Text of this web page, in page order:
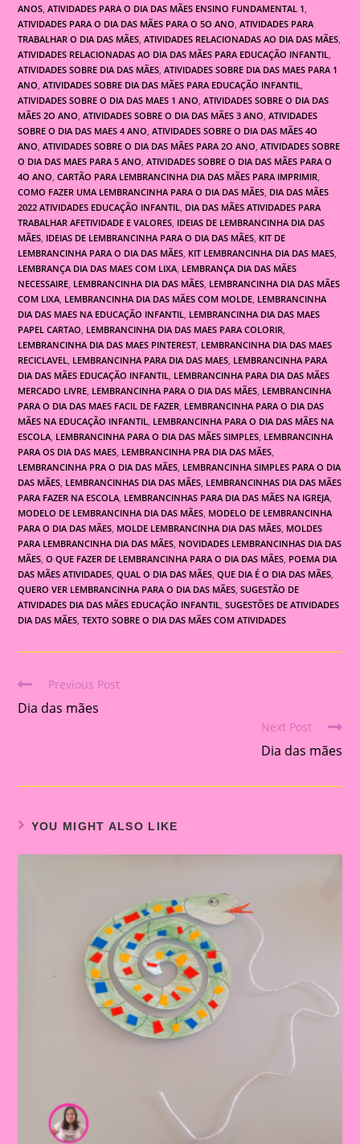
ANOS, ATIVIDADES PARA O DIA DAS MÃES ENSINO FUNDAMENTAL 1,
ATIVIDADES PARA O DIA DAS MÃES PARA O 5O ANO, ATIVIDADES PARA
TRABALHAR O DIA DAS MÃES, ATIVIDADES RELACIONADAS AO DIA DAS MÃES,
ATIVIDADES RELACIONADAS AO DIA DAS MÃES PARA EDUCAÇÃO INFANTIL,
ATIVIDADES SOBRE DIA DAS MÃES, ATIVIDADES SOBRE DIA DAS MAES PARA 1
ANO, ATIVIDADES SOBRE DIA DAS MÃES PARA EDUCAÇÃO INFANTIL,
ATIVIDADES SOBRE O DIA DAS MAES 1 ANO, ATIVIDADES SOBRE O DIA DAS
MÃES 2O ANO, ATIVIDADES SOBRE O DIA DAS MÃES 3 ANO, ATIVIDADES
SOBRE O DIA DAS MAES 4 ANO, ATIVIDADES SOBRE O DIA DAS MÃES 4O
ANO, ATIVIDADES SOBRE O DIA DAS MÃES PARA 2O ANO, ATIVIDADES SOBRE
O DIA DAS MAES PARA 5 ANO, ATIVIDADES SOBRE O DIA DAS MÃES PARA O
4O ANO, CARTÃO PARA LEMBRANCINHA DIA DAS MÃES PARA IMPRIMIR,
COMO FAZER UMA LEMBRANCINHA PARA O DIA DAS MÃES, DIA DAS MÃES
2022 ATIVIDADES EDUCAÇÃO INFANTIL, DIA DAS MÃES ATIVIDADES PARA
TRABALHAR AFETIVIDADE E VALORES, IDEIAS DE LEMBRANCINHA DIA DAS
MÃES, IDEIAS DE LEMBRANCINHA PARA O DIA DAS MÃES, KIT DE
LEMBRANCINHA PARA O DIA DAS MÃES, KIT LEMBRANCINHA DIA DAS MAES,
LEMBRANÇA DIA DAS MAES COM LIXA, LEMBRANÇA DIA DAS MÃES
NECESSAIRE, LEMBRANCINHA DIA DAS MÃES, LEMBRANCINHA DIA DAS MÃES
COM LIXA, LEMBRANCINHA DIA DAS MÃES COM MOLDE, LEMBRANCINHA
DIA DAS MAES NA EDUCAÇÃO INFANTIL, LEMBRANCINHA DIA DAS MAES
PAPEL CARTAO, LEMBRANCINHA DIA DAS MAES PARA COLORIR,
LEMBRANCINHA DIA DAS MAES PINTEREST, LEMBRANCINHA DIA DAS MAES
RECICLAVEL, LEMBRANCINHA PARA DIA DAS MAES, LEMBRANCINHA PARA
DIA DAS MÃES EDUCAÇÃO INFANTIL, LEMBRANCINHA PARA DIA DAS MÃES
MERCADO LIVRE, LEMBRANCINHA PARA O DIA DAS MÃES, LEMBRANCINHA
PARA O DIA DAS MAES FACIL DE FAZER, LEMBRANCINHA PARA O DIA DAS
MÃES NA EDUCAÇÃO INFANTIL, LEMBRANCINHA PARA O DIA DAS MÃES NA
ESCOLA, LEMBRANCINHA PARA O DIA DAS MÃES SIMPLES, LEMBRANCINHA
PARA OS DIA DAS MAES, LEMBRANCINHA PRA DIA DAS MÃES,
LEMBRANCINHA PRA O DIA DAS MÃES, LEMBRANCINHA SIMPLES PARA O DIA
DAS MÃES, LEMBRANCINHAS DIA DAS MÃES, LEMBRANCINHAS DIA DAS MÃES
PARA FAZER NA ESCOLA, LEMBRANCINHAS PARA DIA DAS MÃES NA IGREJA,
MODELO DE LEMBRANCINHA DIA DAS MÃES, MODELO DE LEMBRANCINHA
PARA O DIA DAS MÃES, MOLDE LEMBRANCINHA DIA DAS MÃES, MOLDES
PARA LEMBRANCINHA DIA DAS MÃES, NOVIDADES LEMBRANCINHAS DIA DAS
MÃES, O QUE FAZER DE LEMBRANCINHA PARA O DIA DAS MÃES, POEMA DIA
DAS MÃES ATIVIDADES, QUAL O DIA DAS MÃES, QUE DIA É O DIA DAS MÃES,
QUERO VER LEMBRANCINHA PARA O DIA DAS MÃES, SUGESTÃO DE
ATIVIDADES DIA DAS MÃES EDUCAÇÃO INFANTIL, SUGESTÕES DE ATIVIDADES
DIA DAS MÃES, TEXTO SOBRE O DIA DAS MÃES COM ATIVIDADES
Read
more
Previous Post
Dia das mães
Next Post
Dia das mães
YOU MIGHT ALSO LIKE